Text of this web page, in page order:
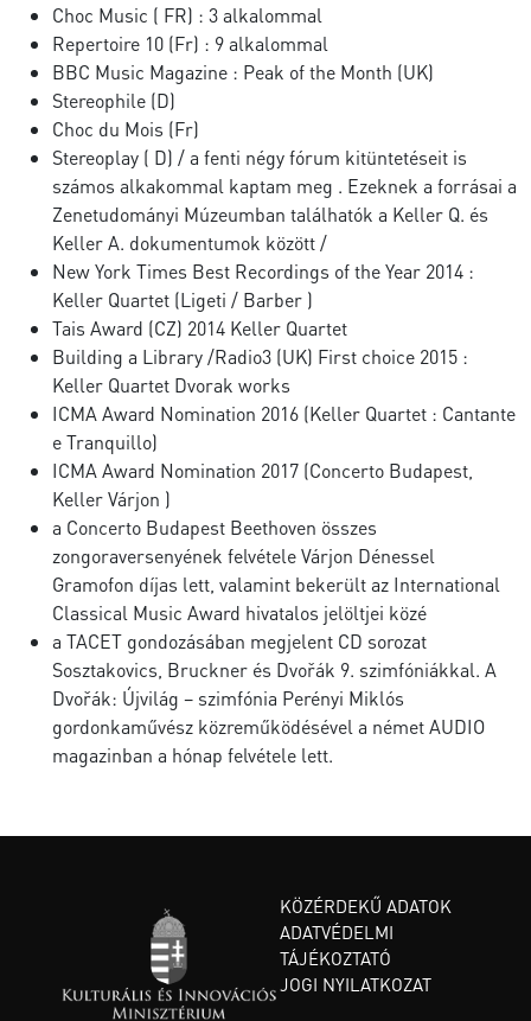
Choc Music ( FR) : 3 alkalommal
Repertoire 10 (Fr) : 9 alkalommal
BBC Music Magazine : Peak of the Month (UK)
Stereophile (D)
Choc du Mois (Fr)
Stereoplay ( D) / a fenti négy fórum kitüntetéseit is
számos alkakommal kaptam meg . Ezeknek a forrásai a
Zenetudományi Múzeumban találhatók a Keller Q. és
Keller A. dokumentumok között /
New York Times Best Recordings of the Year 2014 :
Keller Quartet (Ligeti / Barber )
Tais Award (CZ) 2014 Keller Quartet
Building a Library /Radio3 (UK) First choice 2015 :
Keller Quartet Dvorak works
ICMA Award Nomination 2016 (Keller Quartet : Cantante
e Tranquillo)
ICMA Award Nomination 2017 (Concerto Budapest,
Keller Várjon )
a Concerto Budapest Beethoven összes
zongoraversenyének felvétele Várjon Dénessel
Gramofon díjas lett, valamint bekerült az International
Classical Music Award hivatalos jelöltjei közé
a TACET gondozásában megjelent CD sorozat
Sosztakovics, Bruckner és Dvořák 9. szimfóniákkal. A
Dvořák: Újvilág – szimfónia Perényi Miklós
gordonkaművész közreműködésével a német AUDIO
magazinban a hónap felvétele lett.
KÖZÉRDEKŰ ADATOK
ADATVÉDELMI
TÁJÉKOZTATÓ
JOGI NYILATKOZAT